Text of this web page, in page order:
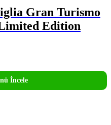
Gran Turismo
Edition
İncele